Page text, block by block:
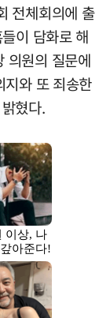
전체회의에 출
이 담화로 해
의원의 질문에
와 또 죄송한
혔다.